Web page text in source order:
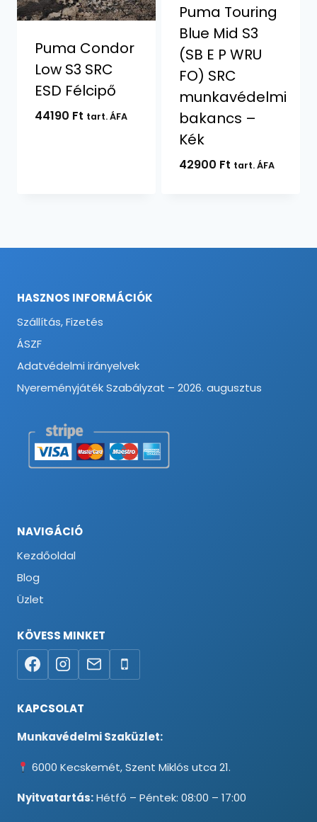
Puma Condor
Low S3 SRC
ESD Félcipő
44190 Ft tart. ÁFA
Puma Touring
Blue Mid S3
(SB E P WRU
FO) SRC
munkavédelmi
bakancs –
Kék
42900 Ft tart. ÁFA
HASZNOS INFORMÁCIÓK
Szállítás, Fizetés
ÁSZF
Adatvédelmi irányelvek
Nyereményjáték Szabályzat – 2026. augusztus
NAVIGÁCIÓ
Kezdőoldal
Blog
Üzlet
KÖVESS MINKET
KAPCSOLAT
Munkavédelmi Szaküzlet:
6000 Kecskemét, Szent Miklós utca 21.
Nyitvatartás:Hétfő – Péntek: 08:00 – 17:00